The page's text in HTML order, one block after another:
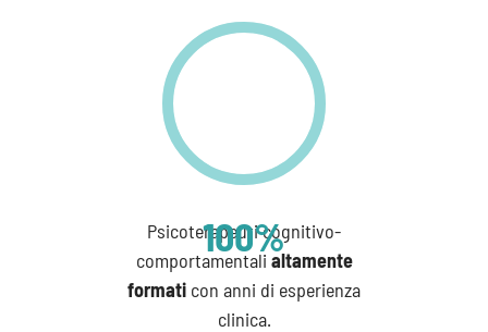
100%
Psicoterapeuti cognitivo-
comportamentali altamente
formati con anni di esperienza
clinica.